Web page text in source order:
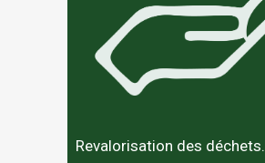
Revalorisation des déchets.